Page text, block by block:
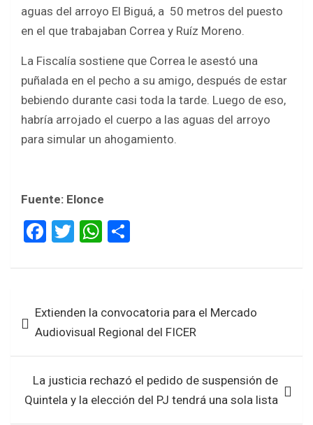
aguas del arroyo El Biguá, a 50 metros del puesto
en el que trabajaban Correa y Ruíz Moreno.
La Fiscalía sostiene que Correa le asestó una
puñalada en el pecho a su amigo, después de estar
bebiendo durante casi toda la tarde. Luego de eso,
habría arrojado el cuerpo a las aguas del arroyo
para simular un ahogamiento.
Fuente: Elonce
F
ce
o
o
k
T
tt
W
at
A
p
p
ar
de Extienden la convocatoria para el Mercado
Audiovisual Regional del FICER
La justicia rechazó el pedido de suspensión de
Quintela y la elección del PJ tendrá una sola lista